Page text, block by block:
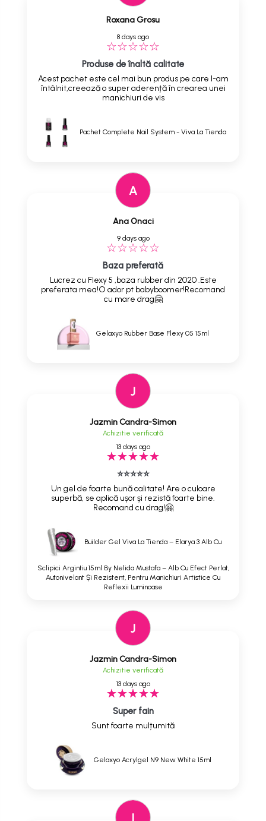
Roxana Grosu
8 days ago
Produse de înaltă calitate
Acest pachet este cel mai bun produs pe care l-am
întâlnit,creează o super aderență în crearea unei
manichiuri de vis
Pachet Complete Nail System - Viva La Tienda
A
Ana Onaci
9 days ago
Baza preferată
Lucrez cu Flexy 5 ,baza rubber din 2020 .Este
preferata mea!O ador pt babyboomer!Recomand
cu mare drag🤗
Gelaxyo Rubber Base Flexy 05 15ml
J
Jazmin Candra-Simon
Achizitie verificată
13 days ago
⭐⭐⭐⭐⭐
Un gel de foarte bună calitate! Are o culoare
superbă, se aplică ușor și rezistă foarte bine.
Recomand cu drag!🤗
Builder Gel Viva La Tienda – Elarya 3 Alb Cu
Sclipici Argintiu 15ml By Nelida Mustafa – Alb Cu Efect Perlat,
Autonivelant Și Rezistent, Pentru Manichiuri Artistice Cu
Reflexii Luminoase
J
Jazmin Candra-Simon
Achizitie verificată
13 days ago
Super fain
Sunt foarte mulțumită
Gelaxyo Acrylgel N9 New White 15ml